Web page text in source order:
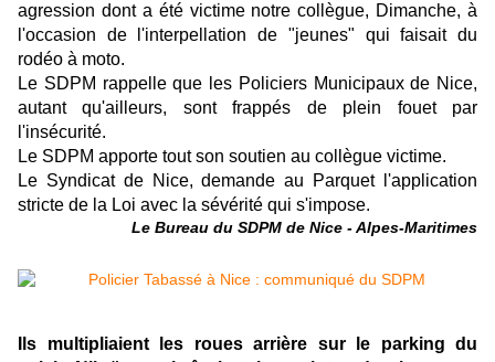
agression dont a été victime notre collègue, Dimanche, à
l'occasion de l'interpellation de "jeunes" qui faisait du
rodéo à moto.
Le SDPM rappelle que les Policiers Municipaux de Nice,
autant qu'ailleurs, sont frappés de plein fouet par
l'insécurité.
Le SDPM apporte tout son soutien au collègue victime.
Le Syndicat de Nice, demande au Parquet l'application
stricte de la Loi avec la sévérité qui s'impose.
Le Bureau du SDPM de Nice - Alpes-Maritimes
Ils multipliaient les roues arrière sur le parking du